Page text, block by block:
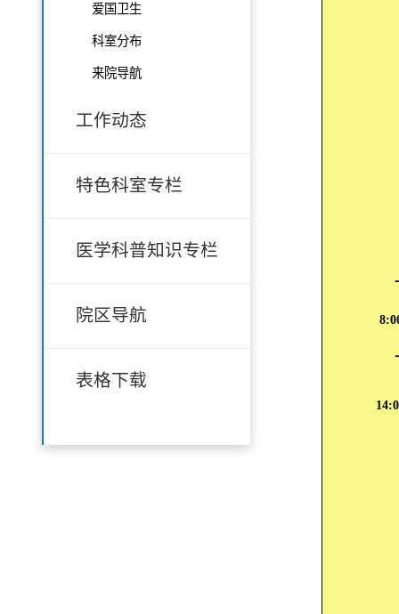
爱国卫生
科室分布
来院导航
工作动态
特色科室专栏
医学科普知识专栏
院区导航
表格下载